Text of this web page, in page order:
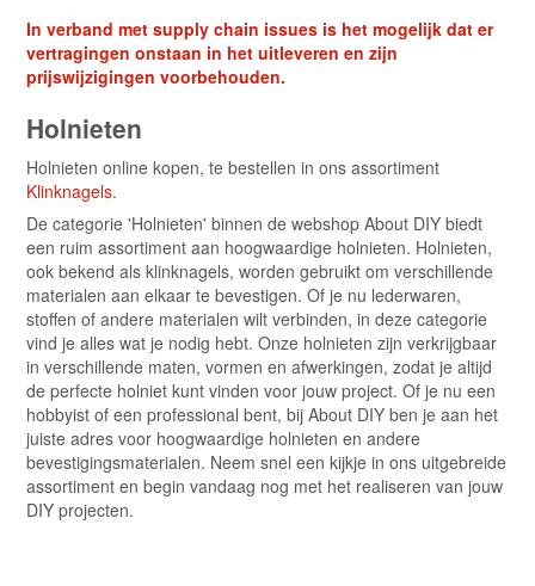
In verband met supply chain issues is het mogelijk dat er
vertragingen onstaan in het uitleveren en zijn
prijswijzigingen voorbehouden.
Holnieten
Holnieten online kopen, te bestellen in ons assortiment
Klinknagels.
De categorie 'Holnieten' binnen de webshop About DIY biedt
een ruim assortiment aan hoogwaardige holnieten. Holnieten,
ook bekend als klinknagels, worden gebruikt om verschillende
materialen aan elkaar te bevestigen. Of je nu lederwaren,
stoffen of andere materialen wilt verbinden, in deze categorie
vind je alles wat je nodig hebt. Onze holnieten zijn verkrijgbaar
in verschillende maten, vormen en afwerkingen, zodat je altijd
de perfecte holniet kunt vinden voor jouw project. Of je nu een
hobbyist of een professional bent, bij About DIY ben je aan het
juiste adres voor hoogwaardige holnieten en andere
bevestigingsmaterialen. Neem snel een kijkje in ons uitgebreide
assortiment en begin vandaag nog met het realiseren van jouw
DIY projecten.